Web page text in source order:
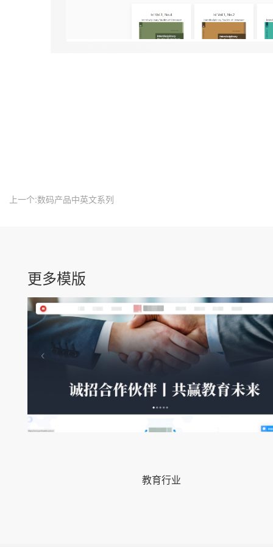
上一个:数码产品中英文系列
更多模版
教育行业